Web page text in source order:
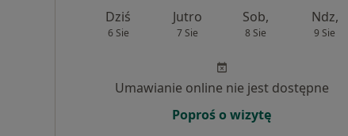
Dziś
6 Sie
Jutro
7 Sie
Sob,
8 Sie
Ndz,
9 Sie
Umawianie online nie jest dostępne
Poproś o wizytę